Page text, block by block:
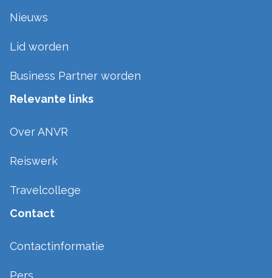
Nieuws
Lid worden
Business Partner worden
Relevante links
Over ANVR
Reiswerk
Travelcollege
Contact
Contactinformatie
Pers